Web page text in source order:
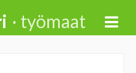
· työmaat